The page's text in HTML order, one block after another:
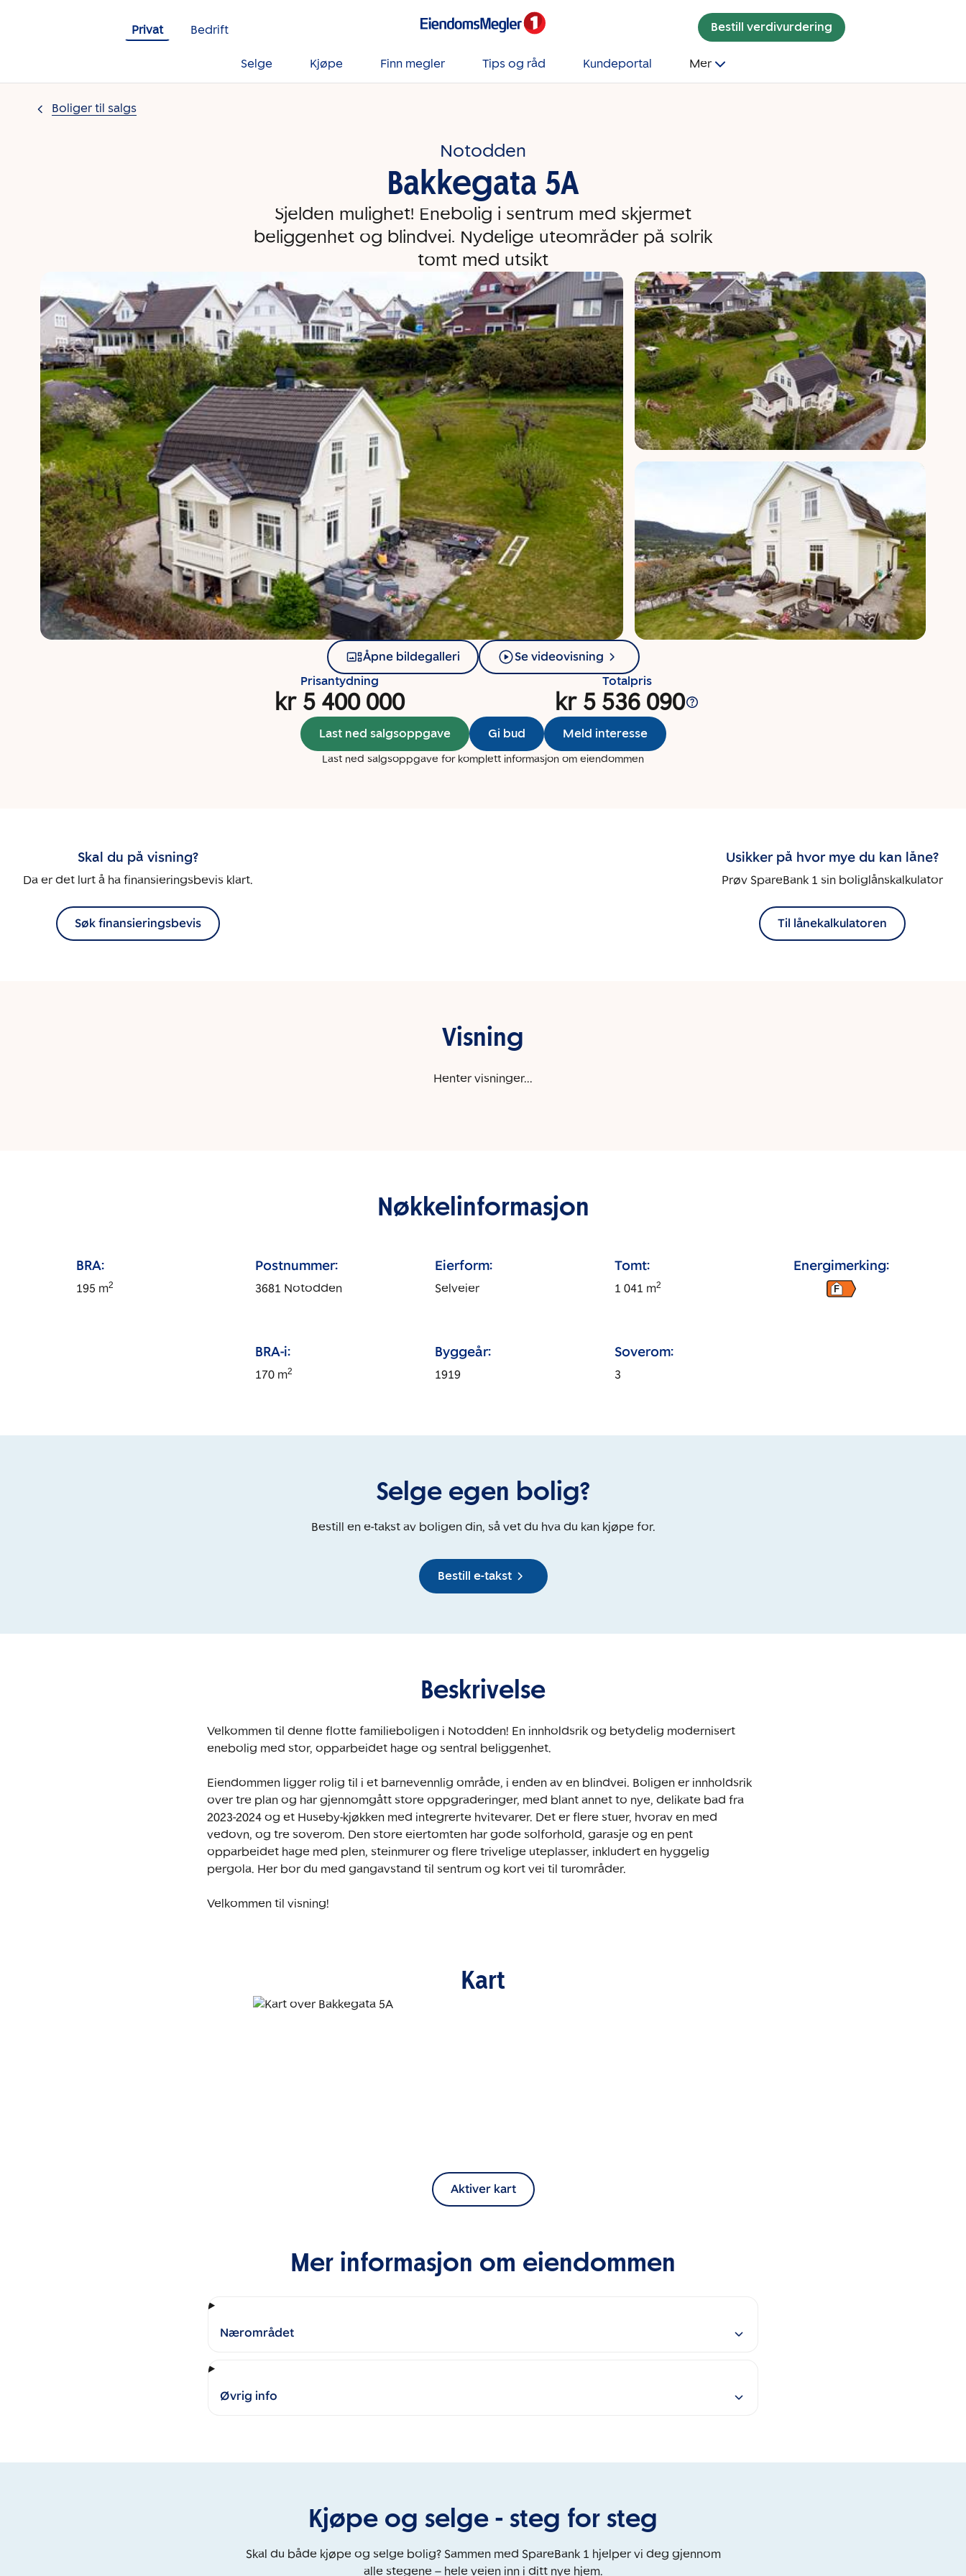
Privat
Bedrift Bestill verdivurdering
Selge Kjøpe Finn megler Tips og råd Kundeportal Mer
Boliger til salgs
Notodden
Bakkegata 5A
Sjelden mulighet! Enebolig i sentrum med skjermet
beliggenhet og blindvei. Nydelige uteområder på solrik
tomt med utsikt
Åpne bildegalleri
Se videovisning
Prisantydning
kr 5 400 000
Totalpris
kr 5 536 090
Last ned salgsoppgave Gi bud Meld interesse
Last ned salgsoppgave for komplett informasjon om eiendommen
Skal du på visning?
Da er det lurt å ha finansieringsbevis klart.
Søk finansieringsbevis
Usikker på hvor mye du kan låne?
Prøv SpareBank 1 sin boliglånskalkulator
Til lånekalkulatoren
Visning
Henter visninger...
Nøkkelinformasjon
BRA:
195 m2
Postnummer:
3681 Notodden
Eierform:
Selveier
Tomt:
1 041 m2
Energimerking:
F
BRA-i:
170 m2
Byggeår:
1919
Soverom:
3
Selge egen bolig?
Bestill en e-takst av boligen din, så vet du hva du kan kjøpe for.
Bestill e-takst
Beskrivelse
Velkommen til denne flotte familieboligen i Notodden! En innholdsrik og betydelig modernisert
enebolig med stor, opparbeidet hage og sentral beliggenhet.
Eiendommen ligger rolig til i et barnevennlig område, i enden av en blindvei. Boligen er innholdsrik
over tre plan og har gjennomgått store oppgraderinger, med blant annet to nye, delikate bad fra
2023-2024 og et Huseby-kjøkken med integrerte hvitevarer. Det er flere stuer, hvorav en med
vedovn, og tre soverom. Den store eiertomten har gode solforhold, garasje og en pent
opparbeidet hage med plen, steinmurer og flere trivelige uteplasser, inkludert en hyggelig
pergola. Her bor du med gangavstand til sentrum og kort vei til turområder.
Velkommen til visning!
Kart
Aktiver kart
Mer informasjon om eiendommen
Nærområdet
Øvrig info
Kjøpe og selge - steg for steg
Skal du både kjøpe og selge bolig? Sammen med SpareBank 1 hjelper vi deg gjennom
alle stegene – hele veien inn i ditt nye hjem.